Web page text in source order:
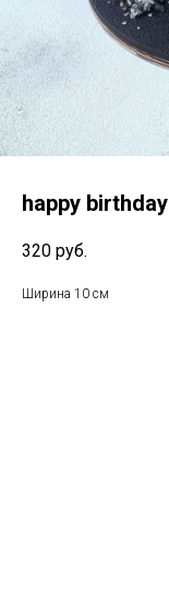
happy birthday
320 руб.
Ширина 10 см